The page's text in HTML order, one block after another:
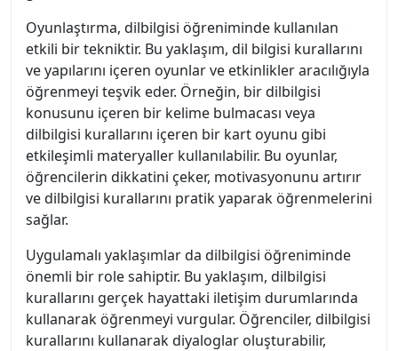
Oyunlaştırma, dilbilgisi öğreniminde kullanılan
etkili bir tekniktir. Bu yaklaşım, dil bilgisi kurallarını
ve yapılarını içeren oyunlar ve etkinlikler aracılığıyla
öğrenmeyi teşvik eder. Örneğin, bir dilbilgisi
konusunu içeren bir kelime bulmacası veya
dilbilgisi kurallarını içeren bir kart oyunu gibi
etkileşimli materyaller kullanılabilir. Bu oyunlar,
öğrencilerin dikkatini çeker, motivasyonunu artırır
ve dilbilgisi kurallarını pratik yaparak öğrenmelerini
sağlar.
Uygulamalı yaklaşımlar da dilbilgisi öğreniminde
önemli bir role sahiptir. Bu yaklaşım, dilbilgisi
kurallarını gerçek hayattaki iletişim durumlarında
kullanarak öğrenmeyi vurgular. Öğrenciler, dilbilgisi
kurallarını kullanarak diyaloglar oluşturabilir,